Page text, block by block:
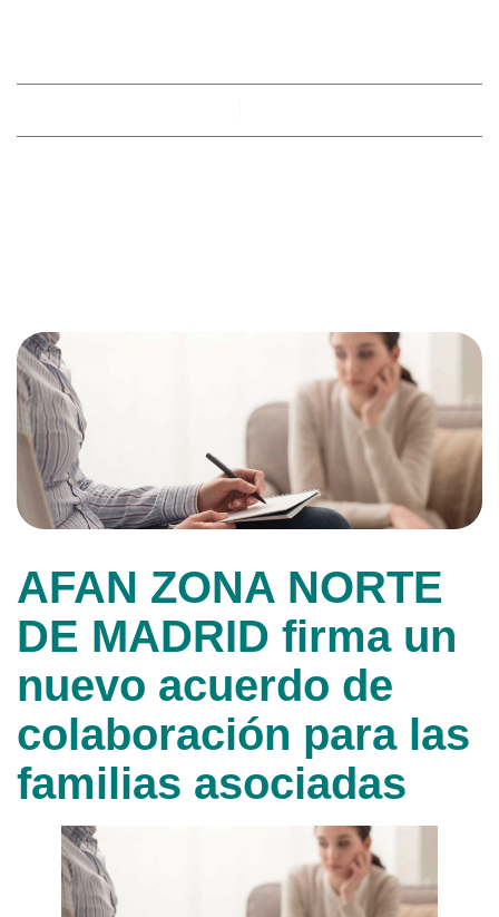
AFAN ZONA NORTE
DE MADRID firma un
nuevo acuerdo de
colaboración para las
familias asociadas